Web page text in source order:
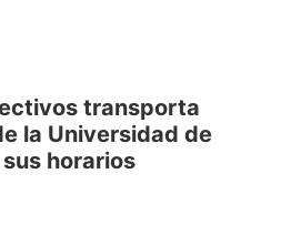
transporta
la Universidad de
horarios